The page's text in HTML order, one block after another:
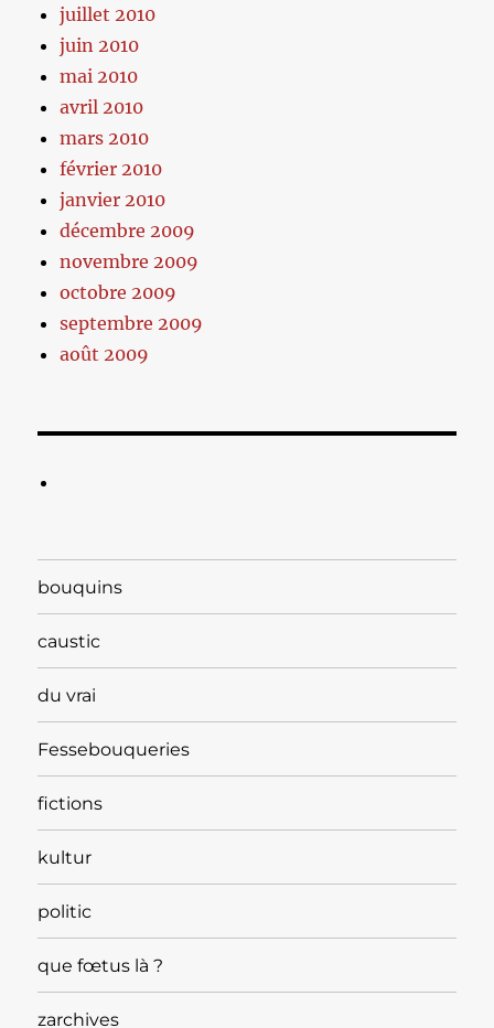
juillet 2010
juin 2010
mai 2010
avril 2010
mars 2010
février 2010
janvier 2010
décembre 2009
novembre 2009
octobre 2009
septembre 2009
août 2009
bouquins
caustic
du vrai
Fessebouqueries
fictions
kultur
politic
que fœtus là ?
zarchives